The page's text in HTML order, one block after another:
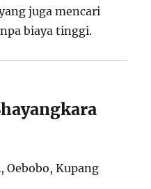
juga mencari
biaya tinggi.
Oebobo, Kupang